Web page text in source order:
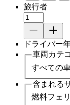
旅行者
ドライバー
車両カテ
すべての
含まれる
燃料フェ